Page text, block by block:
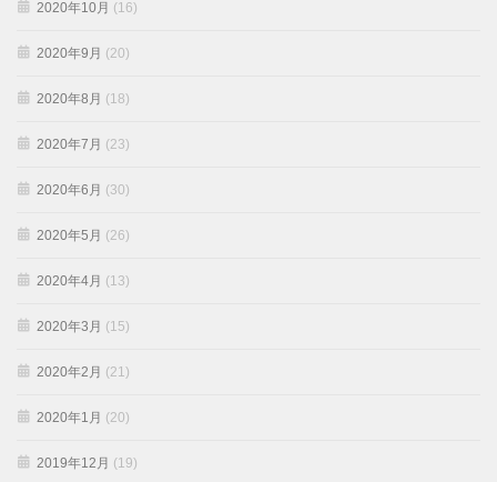
2020年10月 (16)
2020年9月 (20)
2020年8月 (18)
2020年7月 (23)
2020年6月 (30)
2020年5月 (26)
2020年4月 (13)
2020年3月 (15)
2020年2月 (21)
2020年1月 (20)
2019年12月 (19)